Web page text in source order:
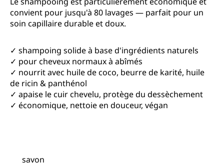
convient pour jusqu'à 80 lavages — parfait pour un
soin capillaire durable et doux.
✓ shampoing solide à base d'ingrédients naturels
✓ pour cheveux normaux à abîmés
✓ nourrit avec huile de coco, beurre de karité, huile
de ricin & panthénol
✓ apaise le cuir chevelu, protège du dessèchement
✓ économique, nettoie en douceur, végan
savon